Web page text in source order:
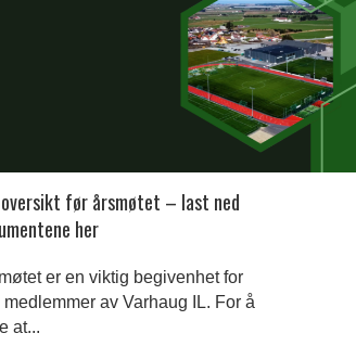
før årsmøtet – last ned
her
er en viktig begivenhet for
av Varhaug IL. For å
at...